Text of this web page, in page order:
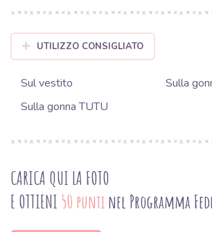
UTILIZZO CONSIGLIATO
Sul vestito
Sulla
Sulla gonna TUTU
CARICA QUI LA FOTO
E OTTIENI 50 punti nel Programma